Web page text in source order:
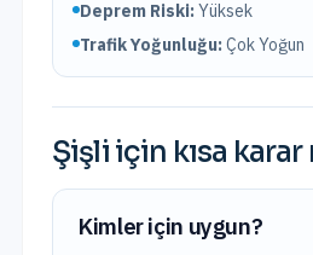
Deprem Riski:Yüksek
Trafik Yoğunluğu:Çok Yoğun
Şişli için kısa
Kimler için uygun?